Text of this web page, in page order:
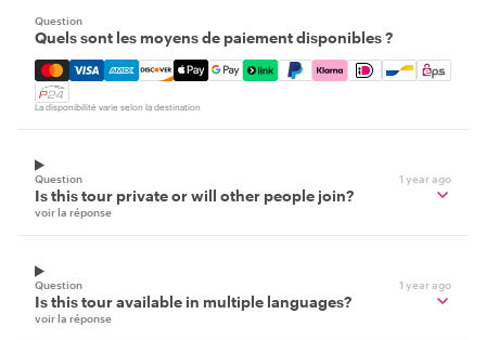
Question
Quels sont les moyens de paiement disponibles ?
Mastercard, Visa, Amex, Discover, Apple Pay, Google
La disponibilité varie selon la destination
Question 1 year ago
Is this tour private or will other people join?
voir la réponse
Question 1 year ago
Is this tour available in multiple languages?
voir la réponse